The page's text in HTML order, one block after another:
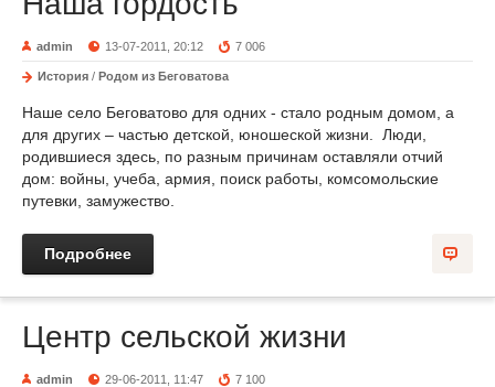
admin 13-07-2011, 20:12 7 006
История / Родом из Беговатова
Наше село Беговатово для одних - стало родным домом, а
для других – частью детской, юношеской жизни. Люди,
родившиеся здесь, по разным причинам оставляли отчий
дом: войны, учеба, армия, поиск работы, комсомольские
путевки, замужество.
Подробнее
Центр сельской жизни
admin 29-06-2011, 11:47 7 100